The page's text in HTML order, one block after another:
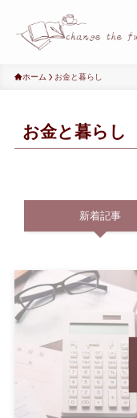
ホーム お金と暮らし
お金と暮らし
新着記事